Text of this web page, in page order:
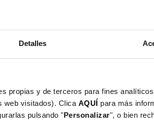
Detalles
propias y de terceros para fines
web visitados). Clica AQUÍ para más
pulsando "Personalizar", o bien
Dettagli del